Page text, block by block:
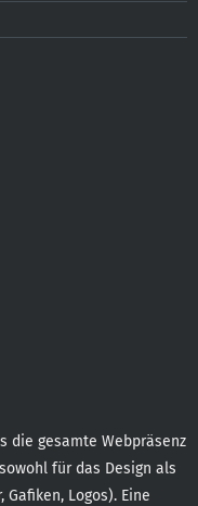
die gesamte Webpräsenz
für das Design als
Logos). Eine